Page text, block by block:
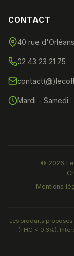
CONTACT
40 rue
02 43 23 21 75
Mardi - Samedi :
© 2026
Mentions
Les produits
(THC < 0.3%).